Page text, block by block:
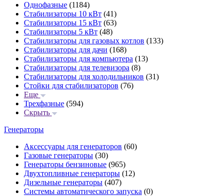
Однофазные (1184)
Стабилизаторы 10 кВт (41)
Стабилизаторы 15 кВт (63)
Стабилизаторы 5 кВт (48)
Стабилизаторы для газовых котлов (133)
Стабилизаторы для дачи (168)
Стабилизаторы для компьютера (13)
Стабилизаторы для телевизора (8)
Стабилизаторы для холодильников (31)
Стойки для стабилизаторов (76)
Еще
Трехфазные (594)
Скрыть
Генераторы
Аксессуары для генераторов (60)
Газовые генераторы (30)
Генераторы бензиновые (965)
Двухтопливные генераторы (12)
Дизельные генераторы (407)
Системы автоматического запуска (0)